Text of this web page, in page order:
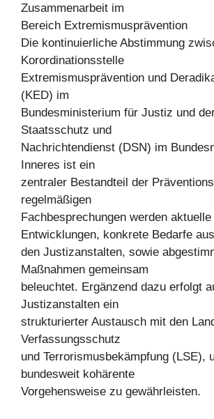
Zusammenarbeit im
Bereich Extremismusprävention
Die kontinuierliche Abstimmung
Korordinationsstelle
Extremismusprävention und
(KED) im
Bundesministerium für Justiz und
Staatsschutz und
Nachrichtendienst (DSN) im
Inneres ist ein
zentraler Bestandteil der
regelmäßigen
Fachbesprechungen werden aktuelle
Entwicklungen, konkrete Bedarfe aus
den Justizanstalten, sowie
Maßnahmen gemeinsam
beleuchtet. Ergänzend dazu erfolgt
Justizanstalten ein
strukturierter Austausch mit den
Verfassungsschutz
und Terrorismusbekämpfung (LSE),
bundesweit kohärente
Vorgehensweise zu gewährleisten.